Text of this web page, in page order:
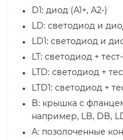
D1: диод (А1+, А2-)
LD: светодиод и
LD1: светодиод и
LT: светодиод +
LTD: светодиод +
LTD1: светодиод +
B: крышка с
например, LB, DB,
A: позолоченные